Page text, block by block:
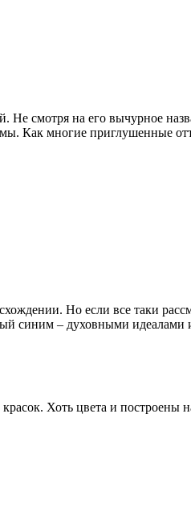
смотря на его вычурное
Как многие приглушенные
Но если все таки
синим – духовными идеалами
Хоть цвета и построены